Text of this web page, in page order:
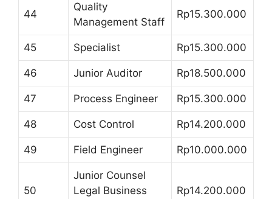
44
Quality
Management Staff
Rp15.300.000
45 Specialist Rp15.300.000
46 Junior Auditor Rp18.500.000
47 Process Engineer Rp15.300.000
48 Cost Control Rp14.200.000
49 Field Engineer Rp10.000.000
50
Junior Counsel
Legal Business
Rp14.200.000